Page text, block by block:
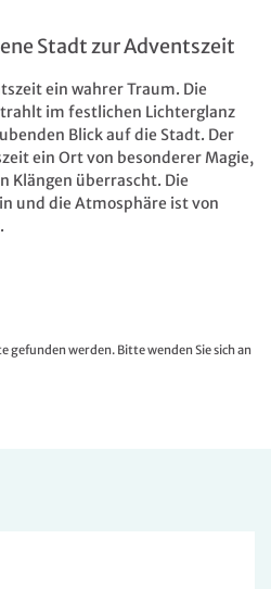
Stadt zur Adventszeit
ein wahrer Traum. Die
im festlichen Lichterglanz
Blick auf die Stadt. Der
ein Ort von besonderer Magie,
Klängen überrascht. Die
und die Atmosphäre ist von
gefunden werden. Bitte wenden Sie sich an